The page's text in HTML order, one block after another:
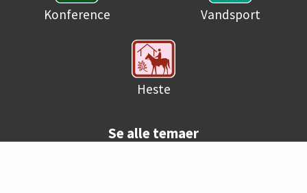
Konference Vandsport
Heste
Se alle temaer